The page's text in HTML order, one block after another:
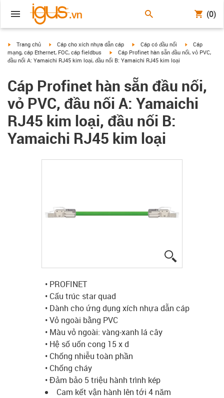
(0)
igus-icon-arrow-right
Trang chủ igus-icon-arrow-right
Cáp cho xích nhựa dẫn cáp igus-icon-arrow-right
Cáp có đầu nối igus-icon-
Cáp
mạng, cáp Ethernet, FOC, cáp fieldbus
igus-icon-arrow-right
Cáp Profinet hàn sẵn đầu nối, vỏ PVC,
đầu nối A: Yamaichi RJ45 kim loại, đầu nối B: Yamaichi RJ45 kim loại
Cáp Profinet hàn sẵn đầu nối,
vỏ PVC, đầu nối A: Yamaichi
RJ45 kim loại, đầu nối B:
Yamaichi RJ45 kim loại
• PROFINET
• Cấu trúc star quad
• Dành cho ứng dụng xích nhựa dẫn cáp
• Vỏ ngoài bằng PVC
• Màu vỏ ngoài: vàng-xanh lá cây
• Hệ số uốn cong 15 x d
• Chống nhiễu toàn phần
• Chống cháy
• Đảm bảo 5 triệu hành trình kép
Cam kết vận hành lên tới 4 năm